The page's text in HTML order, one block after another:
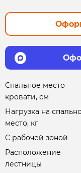
Спальное место
кровати, см
Нагрузка на
место, кг
С рабочей зоной
Расположение
лестницы